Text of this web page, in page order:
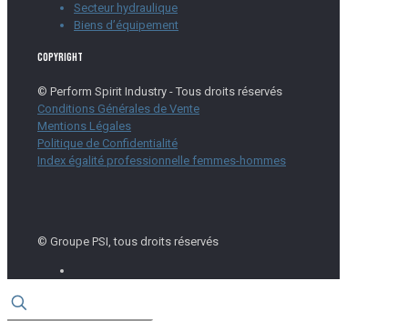
Secteur hydraulique
Biens d’équipement
Copyright
© Perform Spirit Industry - Tous droits réservés
Conditions Générales de Vente
Mentions Légales
Politique de Confidentialité
Index égalité professionnelle femmes-hommes
© Groupe PSI, tous droits réservés